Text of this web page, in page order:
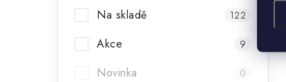
Na skladě 122
Akce 9
Novinka 0